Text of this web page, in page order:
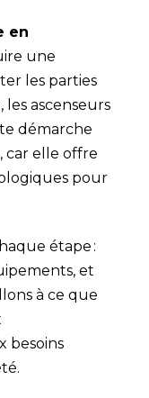
en
une
les parties
les ascenseurs
démarche
car elle offre
pour
étape :
et
à ce que
besoins